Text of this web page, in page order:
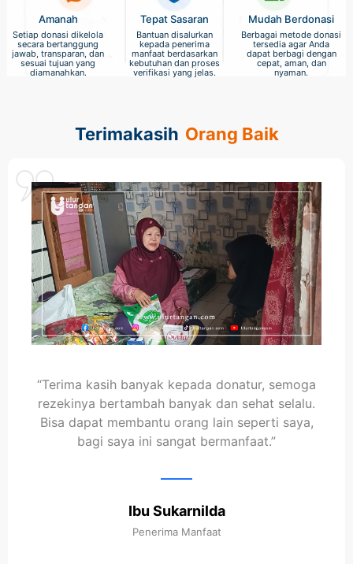
Amanah
Setiap donasi dikelola
secara bertanggung
jawab, transparan, dan
sesuai tujuan yang
diamanahkan.
Tepat Sasaran
Bantuan disalurkan
kepada penerima
manfaat berdasarkan
kebutuhan dan proses
verifikasi yang jelas.
Mudah Berdonasi
Berbagai metode donasi
tersedia agar Anda
dapat berbagi dengan
cepat, aman, dan
nyaman.
Terimakasih Orang Baik
“Alhamdulillah, terima kasih kepada para
donatur Ulurtangan yang sudah membantu
kami. Bantuan ini sangat berarti bagi saya dan
anak-anak. Semoga Allah membalas semua
Ibu Lia